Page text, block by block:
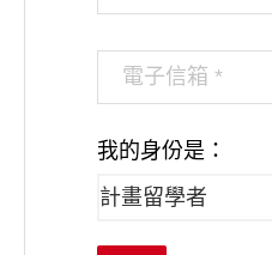
我的身份是：